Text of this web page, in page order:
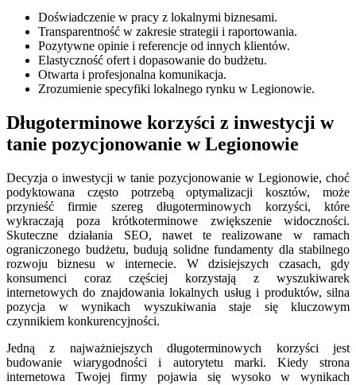
Doświadczenie w pracy z lokalnymi biznesami.
Transparentność w zakresie strategii i raportowania.
Pozytywne opinie i referencje od innych klientów.
Elastyczność ofert i dopasowanie do budżetu.
Otwarta i profesjonalna komunikacja.
Zrozumienie specyfiki lokalnego rynku w Legionowie.
Długoterminowe korzyści z inwestycji w
tanie pozycjonowanie w Legionowie
Decyzja o inwestycji w tanie pozycjonowanie w Legionowie, choć
podyktowana często potrzebą optymalizacji kosztów, może
przynieść firmie szereg długoterminowych korzyści, które
wykraczają poza krótkoterminowe zwiększenie widoczności.
Skuteczne działania SEO, nawet te realizowane w ramach
ograniczonego budżetu, budują solidne fundamenty dla stabilnego
rozwoju biznesu w internecie. W dzisiejszych czasach, gdy
konsumenci coraz częściej korzystają z wyszukiwarek
internetowych do znajdowania lokalnych usług i produktów, silna
pozycja w wynikach wyszukiwania staje się kluczowym
czynnikiem konkurencyjności.
Jedną z najważniejszych długoterminowych korzyści jest
budowanie wiarygodności i autorytetu marki. Kiedy strona
internetowa Twojej firmy pojawia się wysoko w wynikach